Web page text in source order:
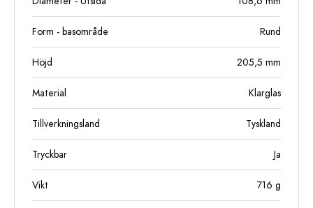
Form - basområde Rund
Höjd 205,5 mm
Material Klarglas
Tillverkningsland Tyskland
Tryckbar Ja
Vikt 716 g